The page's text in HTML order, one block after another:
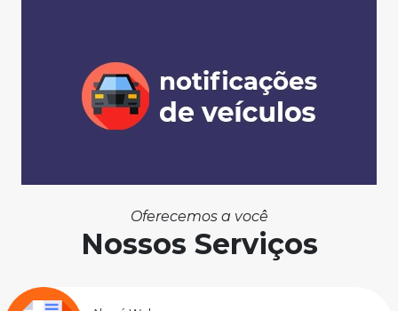
Oferecemos a você
Nossos Serviços